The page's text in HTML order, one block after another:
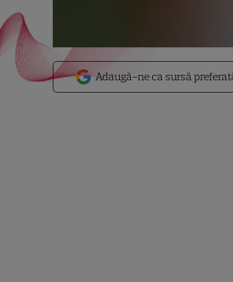
Adaugă-ne ca sursă